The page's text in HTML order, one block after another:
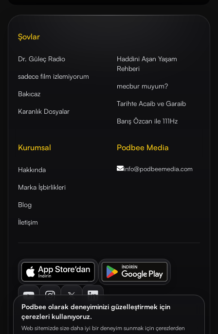
Podbee olarak deneyiminizi güzelleştirmek için
çerezleri kullanıyoruz.
Web sitemizde size daha iyi bir deneyim sunmak için çerezlerden
Şovlar
Dr. Güleç Radio
sadece film izlemiyorum
Bakıcaz
Karanlık Dosyalar
Haddini Aşan Yaşam
Rehberi
mecbur muyum?
Tarihte Acaib ve Garaib
Barış Özcan ile 111Hz
Kurumsal
Hakkında
Marka İşbirlikleri
Blog
İletişim
Podbee Media
info@podbeemedia.com